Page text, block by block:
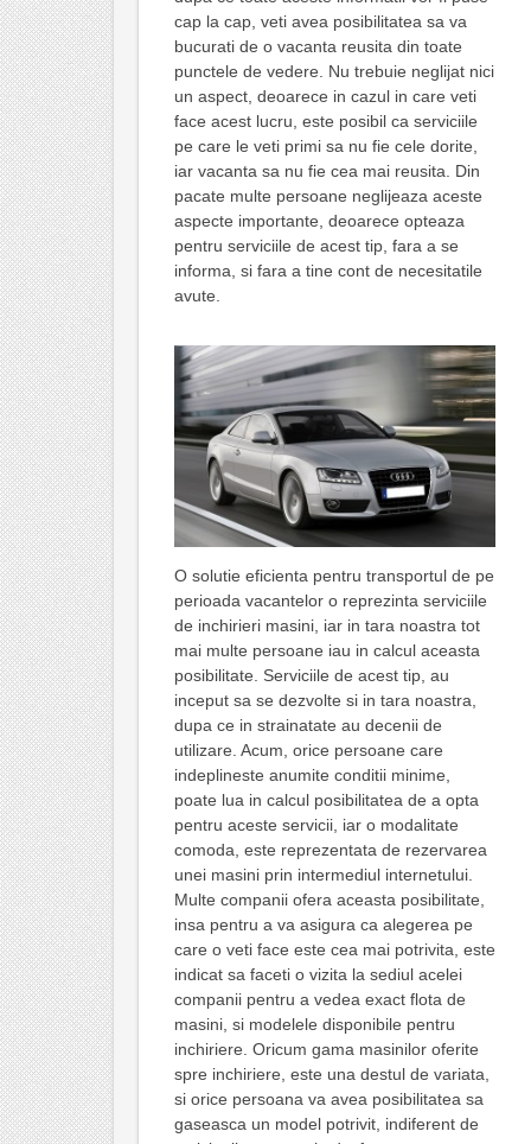
cap la cap, veti avea posibilitatea sa va
bucurati de o vacanta reusita din toate
punctele de vedere. Nu trebuie neglijat nici
un aspect, deoarece in cazul in care veti
face acest lucru, este posibil ca serviciile
pe care le veti primi sa nu fie cele dorite,
iar vacanta sa nu fie cea mai reusita. Din
pacate multe persoane neglijeaza aceste
aspecte importante, deoarece opteaza
pentru serviciile de acest tip, fara a se
informa, si fara a tine cont de necesitatile
avute.
O solutie eficienta pentru transportul de pe
perioada vacantelor o reprezinta serviciile
de inchirieri masini, iar in tara noastra tot
mai multe persoane iau in calcul aceasta
posibilitate. Serviciile de acest tip, au
inceput sa se dezvolte si in tara noastra,
dupa ce in strainatate au decenii de
utilizare. Acum, orice persoane care
indeplineste anumite conditii minime,
poate lua in calcul posibilitatea de a opta
pentru aceste servicii, iar o modalitate
comoda, este reprezentata de rezervarea
unei masini prin intermediul internetului.
Multe companii ofera aceasta posibilitate,
insa pentru a va asigura ca alegerea pe
care o veti face este cea mai potrivita, este
indicat sa faceti o vizita la sediul acelei
companii pentru a vedea exact flota de
masini, si modelele disponibile pentru
inchiriere. Oricum gama masinilor oferite
spre inchiriere, este una destul de variata,
si orice persoana va avea posibilitatea sa
gaseasca un model potrivit, indiferent de